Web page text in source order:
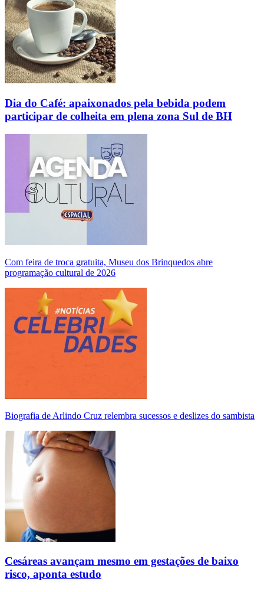
Dia do Café: apaixonados pela bebida podem
participar de colheita em plena zona Sul de BH
Com feira de troca gratuita, Museu dos Brinquedos abre
programação cultural de 2026
Biografia de Arlindo Cruz relembra sucessos e deslizes do sambista
Cesáreas avançam mesmo em gestações de baixo
risco, aponta estudo